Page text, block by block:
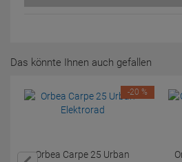
Das könnte Ihnen auch gefallen
Orbea Carpe 25 Urban
-20 %